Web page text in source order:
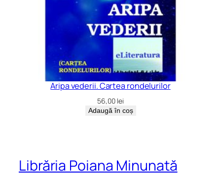
Aripa vederii. Cartea rondelurilor
56,00 lei
Adaugă în coș
Librăria Poiana Minunată